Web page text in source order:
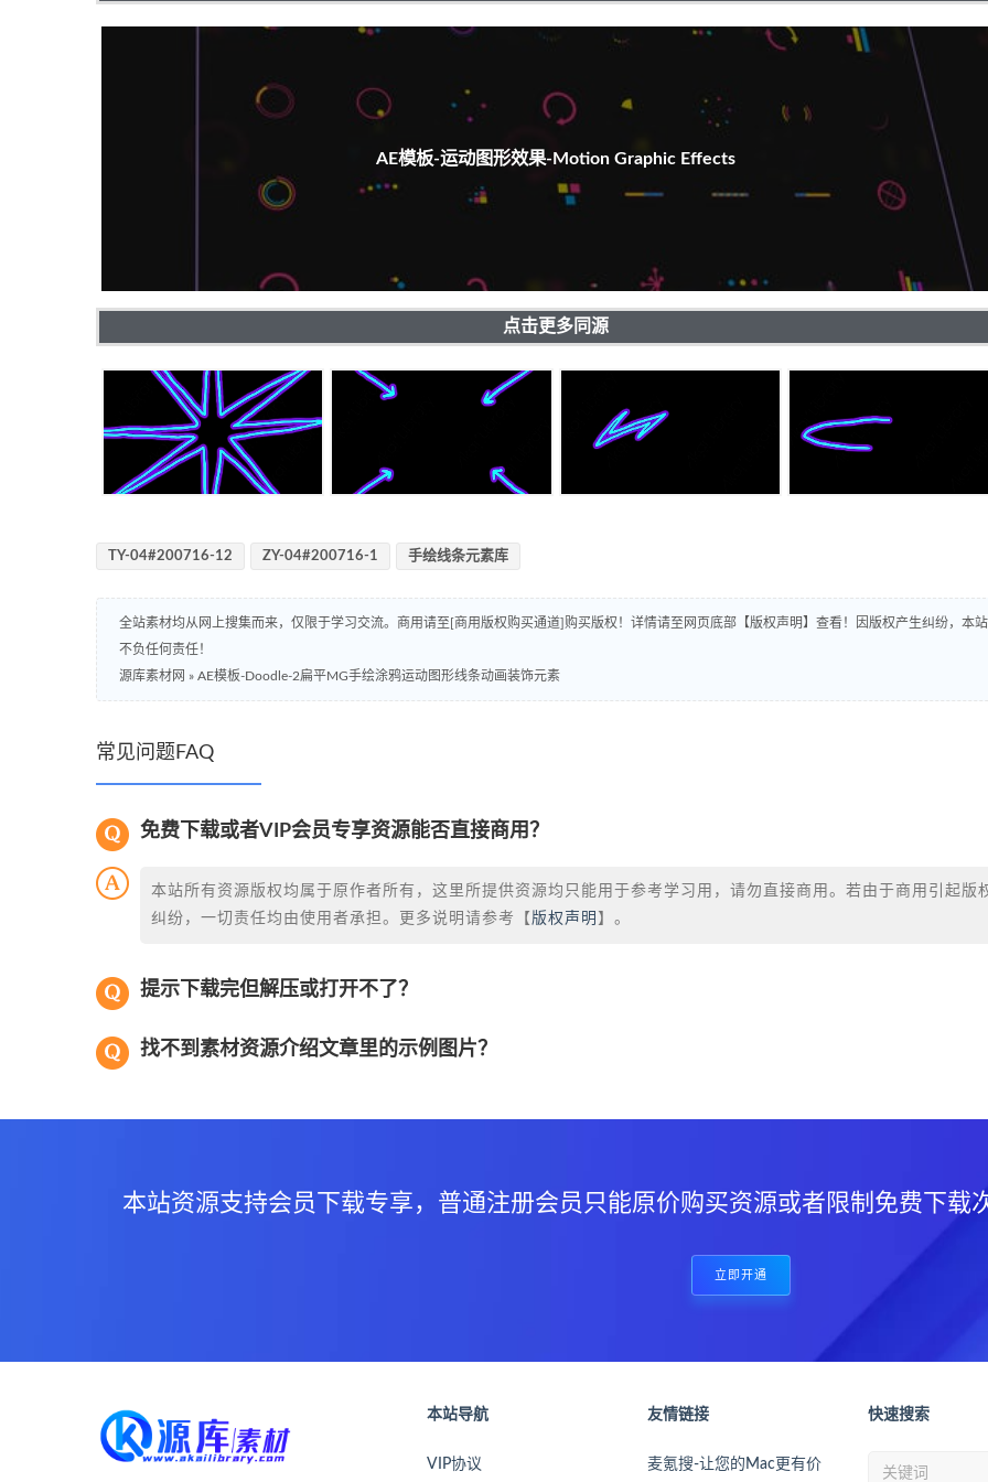
AE模板-运动图形效果-Motion Graphic Effects
点击更多同源
TY-04#200716-12 ZY-04#200716-1 手绘线条元素库
全站素材均从网上搜集而来，仅限于学习交流。商用请至[商用版权购买通道]购买版权！详情请至网页底部【版权声明】查看！因版权产生纠纷，本站
不负任何责任！
源库素材网 » AE模板-Doodle-2扁平MG手绘涂鸦运动图形线条动画装饰元素
常见问题FAQ
免费下载或者VIP会员专享资源能否直接商用？
本站所有资源版权均属于原作者所有，这里所提供资源均只能用于参考学习用，请勿直接商用。若由于商用引起版
纠纷，一切责任均由使用者承担。更多说明请参考【 版权声明 】。
提示下载完但解压或打开不了？
找不到素材资源介绍文章里的示例图片？
本站资源支持会员下载专享，普通注册会员只能原价购买资源或者限制免费下载
立即开通
本站导航
VIP协议
友情链接
麦氪搜-让您的Mac更有价
快速搜索